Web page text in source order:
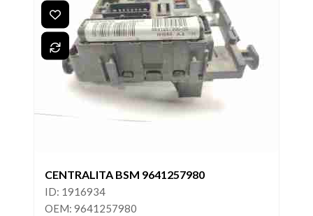
CENTRALITA BSM 9641257980
ID: 1916934
OEM: 9641257980